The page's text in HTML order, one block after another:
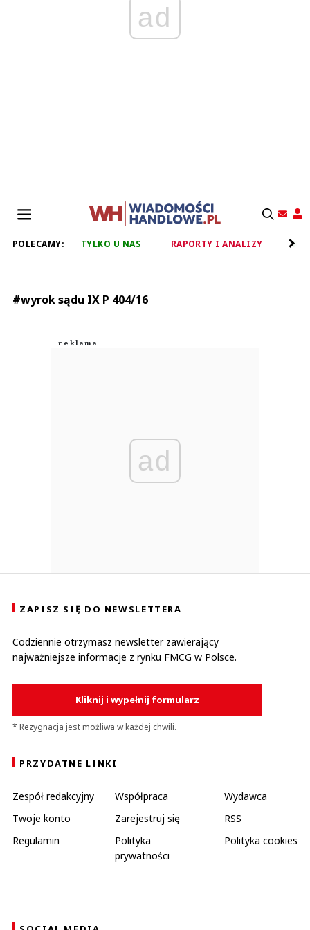
ad
POLECAMY: TYLKO U NAS RAPORTY I ANALIZY
#wyrok sądu IX P 404/16
ad
ZAPISZ SIĘ DO NEWSLETTERA
Codziennie otrzymasz newsletter zawierający
najważniejsze informacje z rynku FMCG w Polsce.
Kliknij i wypełnij formularz
* Rezygnacja jest możliwa w każdej chwili.
PRZYDATNE LINKI
Zespół redakcyjny Współpraca
Wydawca
Twoje konto
Zarejestruj się
RSS
Regulamin
Polityka
prywatności
Polityka cookies